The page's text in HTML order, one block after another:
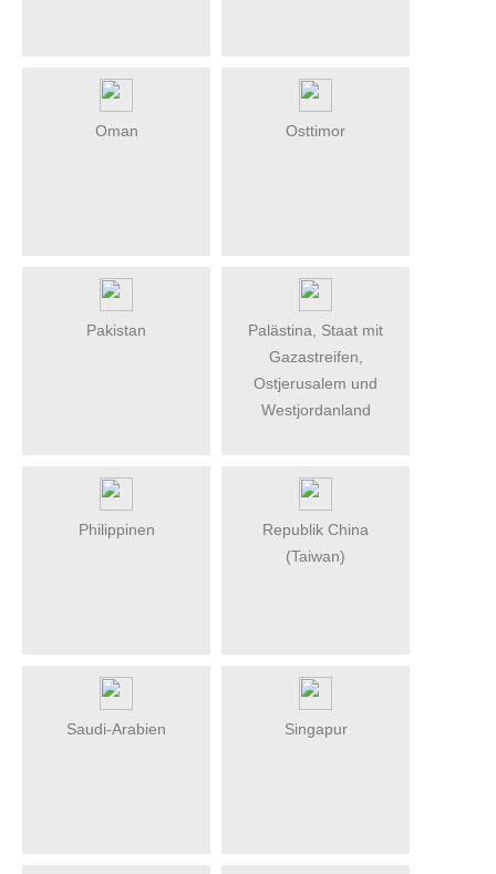
Oman Osttimor
Pakistan
Palästina, Staat mit
Gazastreifen,
Ostjerusalem und
Westjordanland
Philippinen
Republik China
(Taiwan)
Saudi-Arabien Singapur